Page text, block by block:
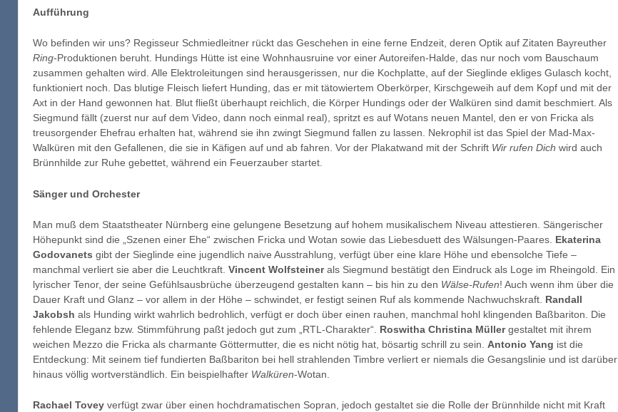
Aufführung
Wo befinden wir uns? Regisseur Schmiedleitner rückt das Geschehen in eine ferne Endzeit, deren Optik auf Zitaten Bayreuther
Ring-Produktionen beruht. Hundings Hütte ist eine Wohnhausruine vor einer Autoreifen-Halde, das nur noch vom Bauschaum
zusammen gehalten wird. Alle Elektroleitungen sind herausgerissen, nur die Kochplatte, auf der Sieglinde ekliges Gulasch kocht,
funktioniert noch. Das blutige Fleisch liefert Hunding, das er mit tätowiertem Oberkörper, Kirschgeweih auf dem Kopf und mit der
Axt in der Hand gewonnen hat. Blut fließt überhaupt reichlich, die Körper Hundings oder der Walküren sind damit beschmiert. Als
Siegmund fällt (zuerst nur auf dem Video, dann noch einmal real), spritzt es auf Wotans neuen Mantel, den er von Fricka als
treusorgender Ehefrau erhalten hat, während sie ihn zwingt Siegmund fallen zu lassen. Nekrophil ist das Spiel der Mad-Max-
Walküren mit den Gefallenen, die sie in Käfigen auf und ab fahren. Vor der Plakatwand mit der Schrift Wir rufen Dich wird auch
Brünnhilde zur Ruhe gebettet, während ein Feuerzauber startet.
Sänger und Orchester
Man muß dem Staatstheater Nürnberg eine gelungene Besetzung auf hohem musikalischem Niveau attestieren. Sängerischer
Höhepunkt sind die „Szenen einer Ehe“ zwischen Fricka und Wotan sowie das Liebesduett des Wälsungen-Paares. Ekaterina
Godovanets gibt der Sieglinde eine jugendlich naive Ausstrahlung, verfügt über eine klare Höhe und ebensolche Tiefe –
manchmal verliert sie aber die Leuchtkraft. Vincent Wolfsteinerals Siegmund bestätigt den Eindruck als Loge im Rheingold. Ein
lyrischer Tenor, der seine Gefühlsausbrüche überzeugend gestalten kann – bis hin zu den Wälse-Rufen! Auch wenn ihm über die
Dauer Kraft und Glanz – vor allem in der Höhe – schwindet, er festigt seinen Ruf als kommende Nachwuchskraft. Randall
Jakobsh als Hunding wirkt wahrlich bedrohlich, verfügt er doch über einen rauhen, manchmal hohl klingenden Baßbariton. Die
fehlende Eleganz bzw. Stimmführung paßt jedoch gut zum „RTL-Charakter“. Roswitha Christina Müllergestaltet mit ihrem
weichen Mezzo die Fricka als charmante Göttermutter, die es nicht nötig hat, bösartig schrill zu sein. Antonio Yang ist die
Entdeckung: Mit seinem tief fundierten Baßbariton bei hell strahlenden Timbre verliert er niemals die Gesangslinie und ist darüber
hinaus völlig wortverständlich. Ein beispielhafter Walküren-Wotan.
Rachael Tovey verfügt zwar über einen hochdramatischen Sopran, jedoch gestaltet sie die Rolle der Brünnhilde nicht mit Kraft